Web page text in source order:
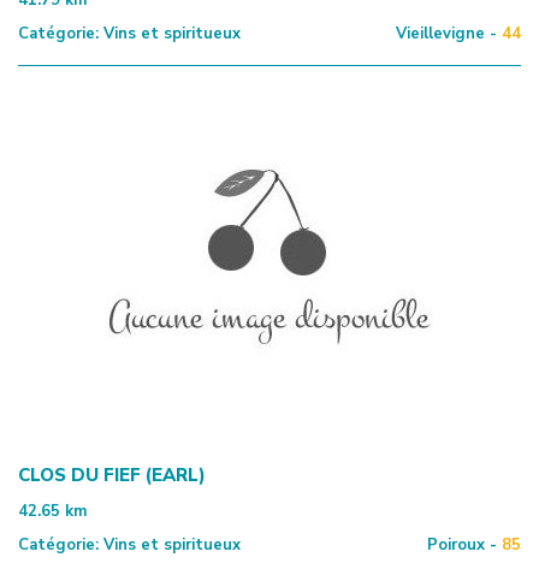
Catégorie: Vins et spiritueux Vieillevigne - 44
CLOS DU FIEF (EARL)
42.65 km
Catégorie: Vins et spiritueux Poiroux - 85